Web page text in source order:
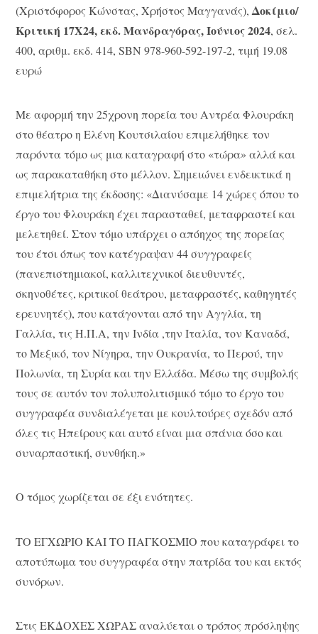
(Χριστόφορος Κώνστας, Χρήστος Μαγγανάς),Δοκίμιο/
Κριτική 17Χ24, εκδ. Μανδραγόρας, Ιούνιος 2024, σελ.
400, αριθμ. εκδ. 414, SBN 978-960-592-197-2, τιμή 19.08
ευρώ
Με αφορμή την 25χρονη πορεία του Αντρέα Φλουράκη
στο θέατρο η Ελένη Κουτσιλαίου επιμελήθηκε τον
παρόντα τόμο ως μια καταγραφή στο «τώρα» αλλά και
ως παρακαταθήκη στο μέλλον. Σημειώνει ενδεικτικά η
επιμελήτρια της έκδοσης: «Διανύσαμε 14 χώρες όπου το
έργο του Φλουράκη έχει παρασταθεί, μεταφραστεί και
μελετηθεί. Στον τόμο υπάρχει ο απόηχος της πορείας
του έτσι όπως τον κατέγραψαν 44 συγγραφείς
(πανεπιστημιακοί, καλλιτεχνικοί διευθυντές,
σκηνοθέτες, κριτικοί θεάτρου, μεταφραστές, καθηγητές
ερευνητές), που κατάγονται από την Αγγλία, τη
Γαλλία, τις Η.Π.Α, την Ινδία ,την Ιταλία, τον Καναδά,
το Μεξικό, τον Νίγηρα, την Ουκρανία, το Περού, την
Πολωνία, τη Συρία και την Ελλάδα. Μέσω της συμβολής
τους σε αυτόν τον πολυπολιτισμικό τόμο το έργο του
συγγραφέα συνδιαλέγεται με κουλτούρες σχεδόν από
όλες τις Ηπείρους και αυτό είναι μια σπάνια όσο και
συναρπαστική, συνθήκη.»
Ο τόμος χωρίζεται σε έξι ενότητες.
ΤΟ ΕΓΧΩΡΙΟ ΚΑΙ ΤΟ ΠΑΓΚΟΣΜΙΟ που καταγράφει το
αποτύπωμα του συγγραφέα στην πατρίδα του και εκτός
συνόρων.
Στις ΕΚΔΟΧΕΣ ΧΩΡΑΣ αναλύεται ο τρόπος πρόσληψης